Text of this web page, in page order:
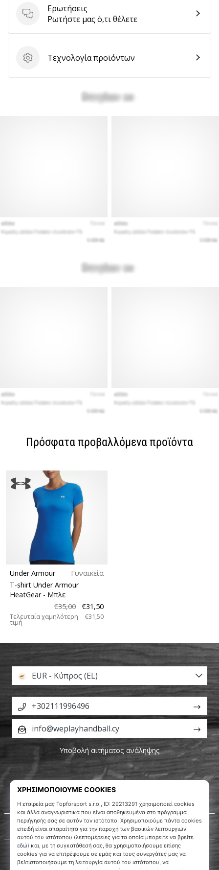
Ερωτήσεις
Ερωτήσεις
Ρωτήστε μας ό,τι θέλετε
Τεχνολογία προϊόντων
Τεχνολογία προϊόντων
Πρόσφατα προβαλλόμενα προϊόντα
Under Armour
Γυναικεία
T-shirt Under Armour
HeatGear - Μπλε
€35,00
€31,50
Τελευταία χαμηλότερη
τιμή
€31,50
Σχετικά μ' εμάς
Εξυπηρέτηση πελατών
EUR - Κύπρος (EL)
+302111996496
info@weplayhandball.cy
Υποβολή αιτήματος ανάληψης